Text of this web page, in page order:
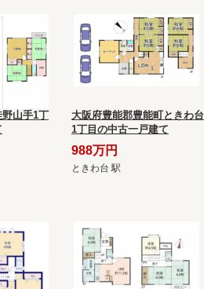
山手1丁
大阪府豊能郡豊能町ときわ台
1丁目の中古一戸建て
988万円
ときわ台 駅